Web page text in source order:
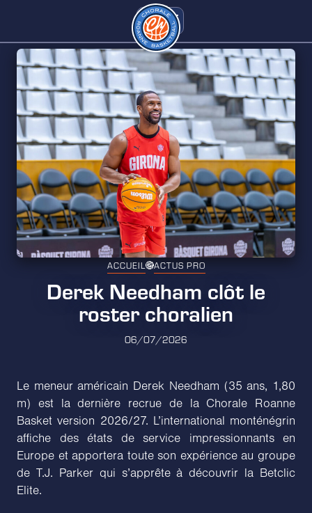
ACCUEIL ACTUS PRO
Derek Needham clôt le
roster choralien
06/07/2026
Le meneur américain Derek Needham (35 ans, 1,80
m) est la dernière recrue de la Chorale Roanne
Basket version 2026/27. L’international monténégrin
affiche des états de service impressionnants en
Europe et apportera toute son expérience au groupe
de T.J. Parker qui s’apprête à découvrir la Betclic
Elite.